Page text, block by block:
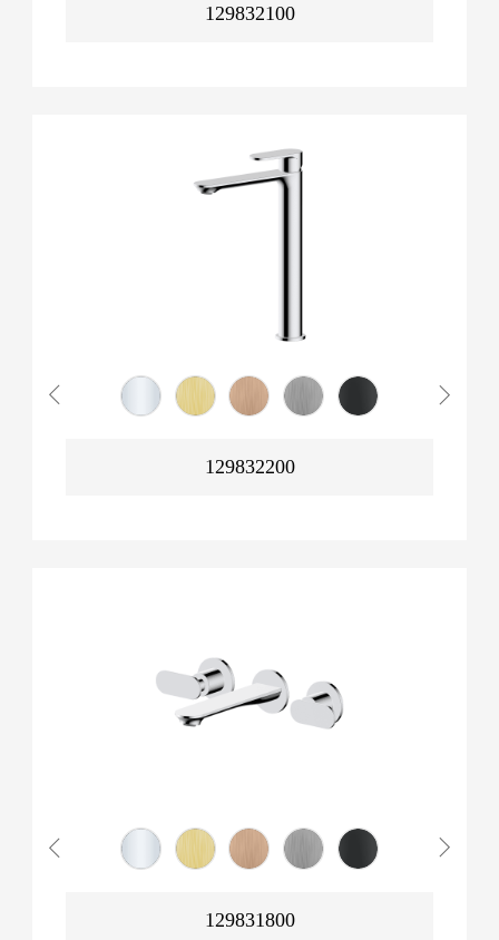
129832100
129832200
129831800